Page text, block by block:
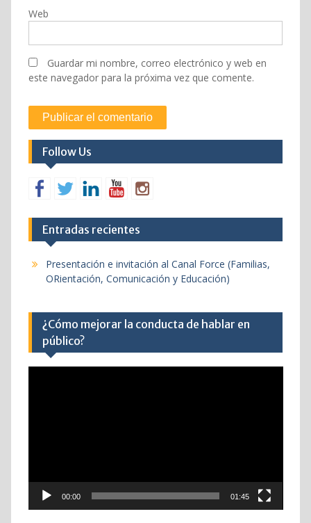
Web
Guardar mi nombre, correo electrónico y web en
este navegador para la próxima vez que comente.
Follow Us
Entradas recientes
Presentación e invitación al Canal Force (Familias,
ORientación, Comunicación y Educación)
¿Cómo mejorar la conducta de hablar en
público?
00:00 01:45